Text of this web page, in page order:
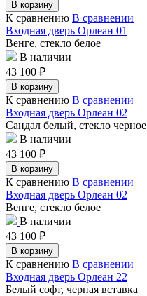
В корзину
К сравнению В сравнении
Входная дверь Орлеан 01
Венге, стекло белое
В наличии
43 100 ₽
В корзину
К сравнению В сравнении
Входная дверь Орлеан 02
Сандал белый, стекло черное
В наличии
43 100 ₽
В корзину
К сравнению В сравнении
Входная дверь Орлеан 02
Венге, стекло белое
В наличии
43 100 ₽
В корзину
К сравнению В сравнении
Входная дверь Орлеан 22
Белый софт, черная вставка